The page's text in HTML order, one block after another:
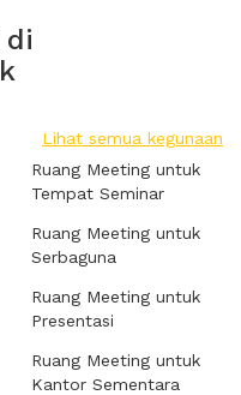
di
Lihat semua kegunaan
Ruang Meeting untuk
Tempat Seminar
Ruang Meeting untuk
Serbaguna
Ruang Meeting untuk
Presentasi
Ruang Meeting untuk
Kantor Sementara